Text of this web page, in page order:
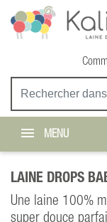
MENU
LAINE DROPS
Une laine 100%
super douce